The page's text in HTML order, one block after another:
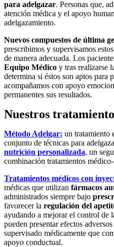
para adelgazar. Personas que,
atención médica y el apoyo
adelgazamiento.
Nuevos compuestos de última
prescribimos y supervisamos
de manera adecuada. Los
Equipo Médico y tras realizarse
determina si éstos son aptos para
acompañamos con apoyo
permanentes sus resultados.
Nuestros
Método Adelgar: un tratamiento
conjunto de técnicas para
nutrición personalizada, un
combinación tratamientos médico-
Tratamientos médicos con
médicas que utilizan fármacos
administrados siempre bajo
favorecer la regulación del
ayudando a mejorar el control de
pueden presentar efectos
supervisado médicamente que
apoyo conductual.